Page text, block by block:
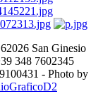
San Ginesio
348 7602345
- Photo by